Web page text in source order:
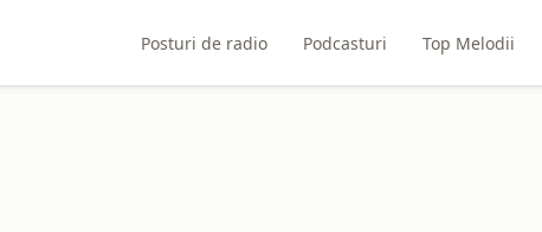
Posturi de radio Podcasturi Top Melodii